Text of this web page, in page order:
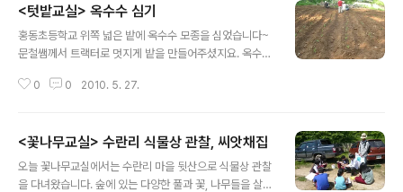
<텃밭교실> 옥수수 심기
홍동초등학교 위쪽 넓은 밭에 옥수수 모종을 심었습니다~
문철쌤께서 트랙터로 멋지게 밭을 만들어주셨지요. 옥수수
씩 하나씩~ 옥수수 가까이에서 v~ 어느새 밭이 옥수수로
0 0 2010. 5. 27.
<꽃나무교실> 수란리 식물상 관찰, 씨앗채집
오늘 꽃나무교실에서는 수란리 마을 뒷산으로 식물상 관찰
을 다녀왔습니다. 숲에 있는 다양한 풀과 꽃, 나무들을 살펴